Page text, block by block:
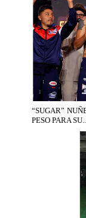
“SUGAR”
PESO PARA